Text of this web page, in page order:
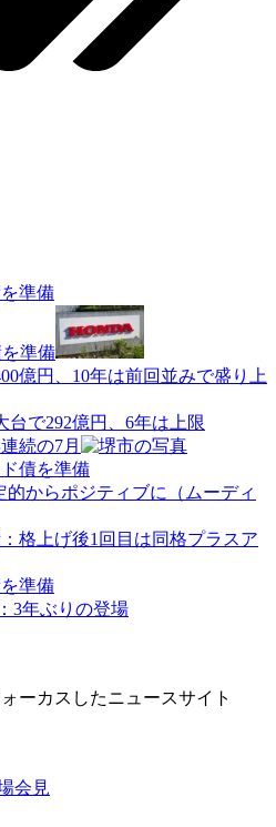
準備
準備
億円、10年は前回並みで盛り上
台で292億円、6年は上限
続の7月
債を準備
的からポジティブに（ムーディ
格上げ後1回目は同格プラスア
準備
3年ぶりの登場
ーカスしたニュースサイト
場会見